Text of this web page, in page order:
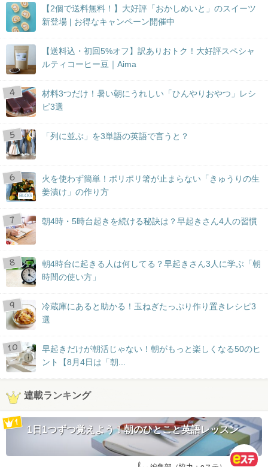
【2個で送料無料！】大好評「おかしめいと」のスイーツ
新登場 | お得なキャンペーン開催中
【送料込・初回5%オフ】訳ありおトク！大好評スペシャ
ルティコーヒー豆｜Aima
材料3つだけ！暑い朝にうれしい「ひんやりおやつ」レシ
ピ3選
「列に並ぶ」を3単語の英語で言うと？
BLOG
火を使わず簡単！ポリポリ箸が止まらない「きゅうりの生
姜漬け」の作り方
朝4時・5時台起きを続ける秘訣は？早起きさん4人の習慣
朝4時台に起きる人は何してる？早起きさん3人に学ぶ「朝
時間の使い方」
冷蔵庫にあると助かる！玉ねぎたっぷり作り置きレシピ3
選
早起きだけが朝活じゃない！朝がもっと楽しくなる50のヒ
ント【8月4日は「朝...
連載ランキング
1日1つずつ覚えよう！朝のひとこと英語レッスン